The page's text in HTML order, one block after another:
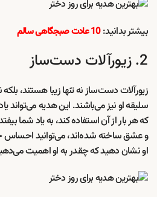
بیشتر بدانید:10 عادت صبجگاهی سالم
2. زیورآلات دست‌ساز
زیورآلات دست‌ساز نه تنها زیبا هستند،
سلیقه او نیز می‌باشند. این هدیه می‌تواند
که هر بار از آن استفاده کند، به یاد شما
و عشق ساخته شده‌اند، می‌توانید احساس
او نشان دهید که چقدر به او اهمیت